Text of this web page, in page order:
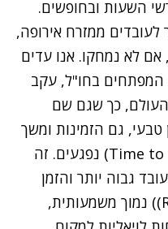
השעות ובחופשים.
ממזרח אירופה,
אם לא נמחקו. אנו עדים
המפתחים בחו"ל, עקב
העולם, כך שגם שם
גם הזמינות ומשך
הזמן לגיוס מפתח מתאים (Time to hire) נפגעים. זה
גבוה יותר והזמן
שהוא נשאר בחברה Retention)) נמוך משמעותית,